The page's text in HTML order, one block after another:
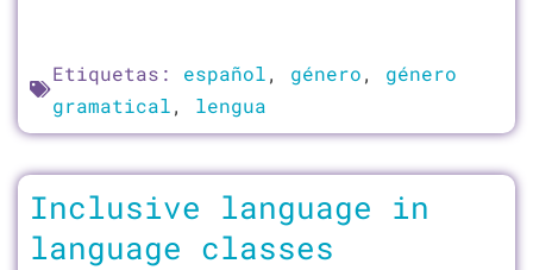
Etiquetas: español, género, género
gramatical, lengua
Inclusive language in
language classes